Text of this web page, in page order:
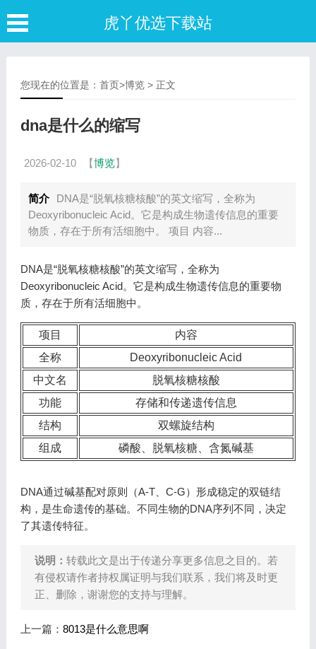
虎丫优选下载站
您现在的位置是： 首页>博览> 正文
dna是什么的缩写
2026-02-10 【博览】
简介
DNA是“脱氧核糖核酸”的英文缩写，全称为
Deoxyribonucleic Acid。它是构成生物遗传信息的重要
物质，存在于所有活细胞中。 项目 内容...
DNA是“脱氧核糖核酸”的英文缩写，全称为
Deoxyribonucleic Acid。它是构成生物遗传信息的重要物
质，存在于所有活细胞中。
项目
内容
全称
Deoxyribonucleic Acid
中文名
脱氧核糖核酸
功能
存储和传递遗传信息
结构
双螺旋结构
组成
磷酸、脱氧核糖、含氮碱基
DNA通过碱基配对原则（A-T、C-G）形成稳定的双链结
构，是生命遗传的基础。不同生物的DNA序列不同，决定
了其遗传特征。
说明： 转载此文是出于传递分享更多信息之目的。若
有侵权请作者持权属证明与我们联系，我们将及时更
正、删除，谢谢您的支持与理解。
上一篇： 8013是什么意思啊